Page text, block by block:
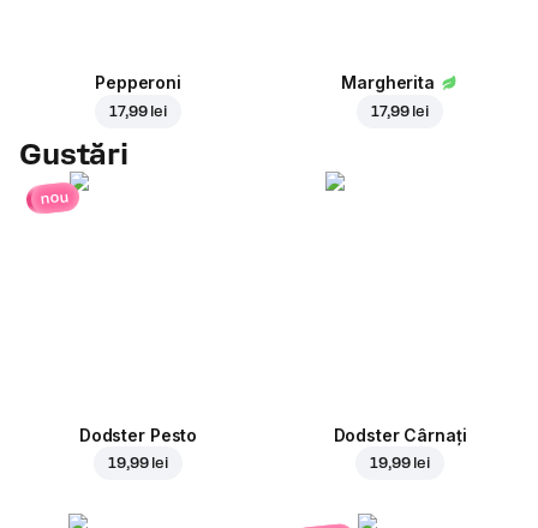
Pepperoni
17,99 lei
Margherita
17,99 lei
Gustări
nou
Dodster Pesto
19,99 lei
Dodster Cârnați
19,99 lei